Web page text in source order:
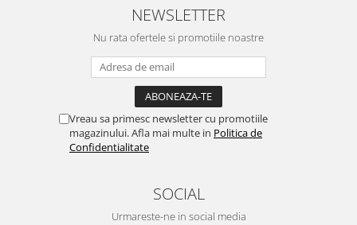
NEWSLETTER
Nu rata ofertele si promotiile noastre
Vreau sa primesc newsletter cu promotiile
magazinului. Afla mai multe in Politica de
Confidentialitate
SOCIAL
Urmareste-ne in social media